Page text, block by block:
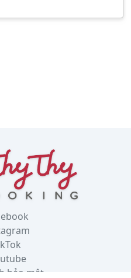
bảo mật